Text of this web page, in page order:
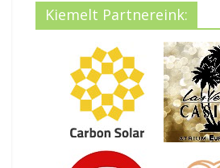
Kiemelt Partnereink: